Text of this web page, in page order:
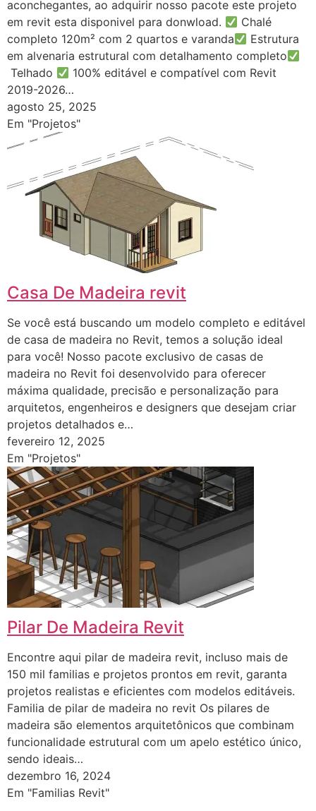
aconchegantes, ao adquirir nosso pacote este projeto
em revit esta disponivel para donwload.
Chalé
completo 120m² com 2 quartos e varanda
Estrutura
em alvenaria estrutural com detalhamento completo
Telhado
100% editável e compatível com Revit
2019-2026…
agosto 25, 2025
Em "Projetos"
Casa De Madeira revit
Se você está buscando um modelo completo e editável
de casa de madeira no Revit, temos a solução ideal
para você! Nosso pacote exclusivo de casas de
madeira no Revit foi desenvolvido para oferecer
máxima qualidade, precisão e personalização para
arquitetos, engenheiros e designers que desejam criar
projetos detalhados e…
fevereiro 12, 2025
Em "Projetos"
Pilar De Madeira Revit
Encontre aqui pilar de madeira revit, incluso mais de
150 mil familias e projetos prontos em revit, garanta
projetos realistas e eficientes com modelos editáveis.
Familia de pilar de madeira no revit Os pilares de
madeira são elementos arquitetônicos que combinam
funcionalidade estrutural com um apelo estético único,
sendo ideais…
dezembro 16, 2024
Em "Familias Revit"